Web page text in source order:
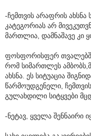
-ჩემთვის არაფრის ახსნა
კატეგორიას არ
მართლია, დამნაშავე კი
ფოსფორისფერ თვალებში
რომ სიმართლეს
ახსნა. ეს სიტუაცია
წარმოუდგენელი,
გულახდილი სიტყვები
-ნეტავ, ყველა შენნაირი